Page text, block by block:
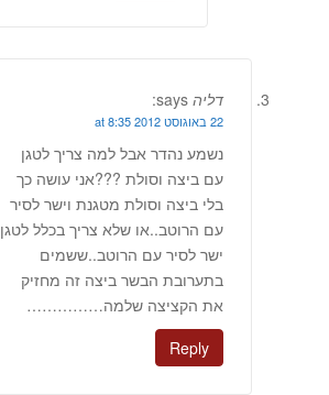
דליה says:
22 באוגוסט 2012 at 8:35
נשמע נהדר אבל למה צריך לטגן
עם ביצה וסולת ???אני עושה כך
בלי ביצה וסולת מטגנת וישר לסיר
עם הרוטב..או שלא צריך בכלל לטגן
ישר לסיר עם הרוטב..ששמים
בתערובת הבשר ביצה זה מחזיק
את הקציצה שלמה……………
Reply